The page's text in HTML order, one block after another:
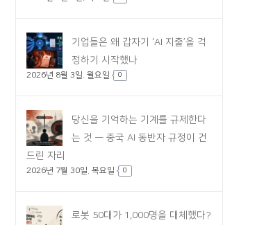
기업들은 왜 갑자기 ‘AI 지출’을 걱
정하기 시작했나
2026년 8월 3일. 월요일 0
당신을 기억하는 기계를 규제한다
는 것 — 중국 AI 동반자 규정이 건
드린 자리
2026년 7월 30일. 목요일 0
로봇 50대가 1,000명을 대체했다?